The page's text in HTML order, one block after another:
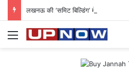
Menu